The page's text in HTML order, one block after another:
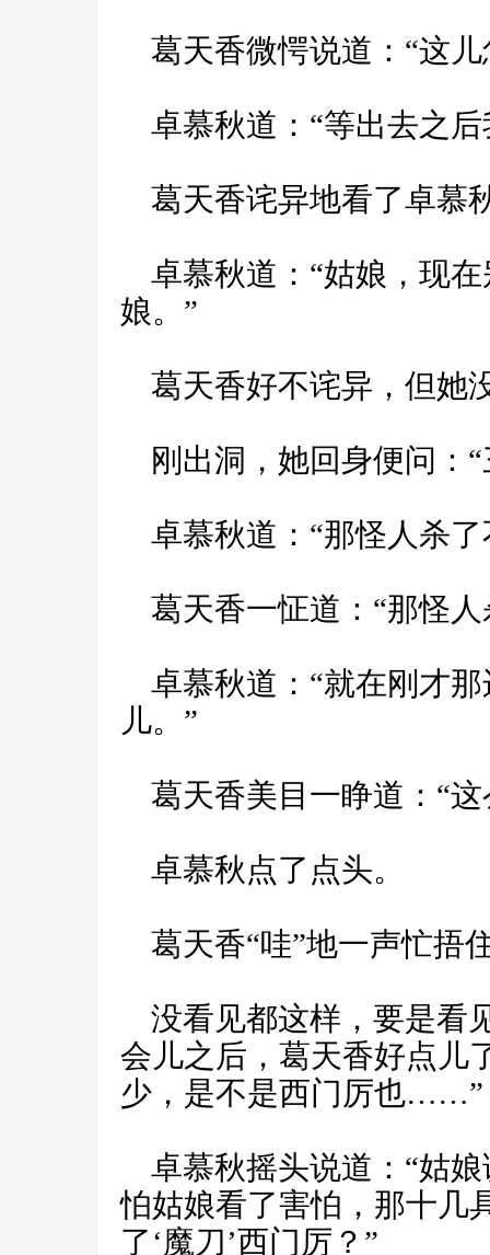
葛天香微愕说道：“这儿
卓慕秋道：“等出去之后
葛天香诧异地看了卓慕
卓慕秋道：“姑娘，现
娘。”
葛天香好不诧异，但她
刚出洞，她回身便问：“
卓慕秋道：“那怪人杀了
葛天香一怔道：“那怪
卓慕秋道：“就在刚才
儿。”
葛天香美目一睁道：“
卓慕秋点了点头。
葛天香“哇”地一声忙捂
没看见都这样，要是看
会儿之后，葛天香好点儿
少，是不是西门厉也……”
卓慕秋摇头说道：“姑
怕姑娘看了害怕，那十几
了‘魔刀’西门厉？”